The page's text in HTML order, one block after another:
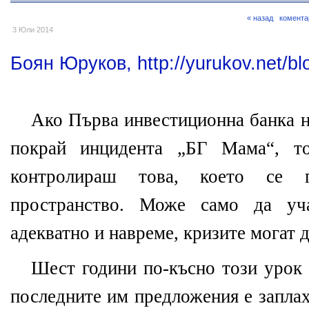
3 Юли 2014
« назад
Боян Юруков, http://yurukov.net/
Ако Първа инвестиционна банка
покрай инцидента „БГ
контролираш това, което се
пространство. Може само да
адекватно и навреме, кризите могат
Шест години по-късно този
последните им предложения е